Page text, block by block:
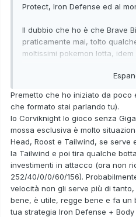
Protect, Iron Defense ed al
Il dubbio che ho è che Brave
praticamente mai, tolto
moltissimi pokemon lotta,
Avrebbe senso sostituire
Brave Bird
Premetto che ho iniziato da poco
che formato stai parlando tu).
Io Corviknight lo gioco senza
mossa esclusiva è molto
Head, Roost e Tailwind, se serve
la Tailwind e poi tira qualche
investimenti in attacco (ora non
252/40/0/0/60/156).
velocità non gli serve più di
bene, è utile, regge bene e fa un
tua strategia Iron Defense + Body